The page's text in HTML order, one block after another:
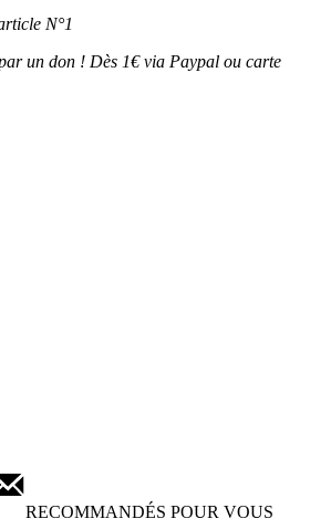
N°1
un don ! Dès 1€ via Paypal ou carte
RECOMMANDÉS POUR VOUS